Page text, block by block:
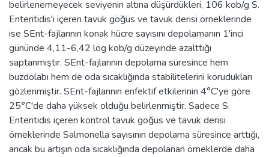
belirlenemeyecek seviyenin altına düşürdükleri, 106 kob/g S.
Enteritidis'i içeren tavuk göğüs ve tavuk derisi örneklerinde
ise SEnt-fajlarının konak hücre sayısını depolamanın 1'inci
gününde 4,11-6,42 log kob/g düzeyinde azalttığı
saptanmıştır. SEnt-fajlarının depolama süresince hem
buzdolabı hem de oda sıcaklığında stabilitelerini korudukları
gözlenmiştir. SEnt-fajlarının enfektif etkilerinin 4°C'ye göre
25°C'de daha yüksek olduğu belirlenmiştir. Sadece S.
Enteritidis içeren kontrol tavuk göğüs ve tavuk derisi
örneklerinde Salmonella sayısının depolama süresince arttığı,
ancak bu artışın oda sıcaklığında depolanan örneklerde daha